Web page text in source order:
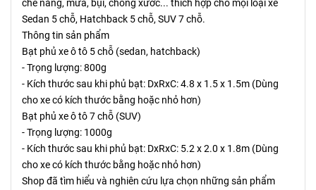
che nắng, mưa, bụi, chống xước... thích hợp cho mọi loại xe
Sedan 5 chỗ, Hatchback 5 chỗ, SUV 7 chỗ.
Thông tin sản phẩm
Bạt phủ xe ô tô 5 chỗ (sedan, hatchback)
- Trọng lượng: 800g
- Kích thước sau khi phủ bạt: DxRxC: 4.8 x 1.5 x 1.5m (Dùng
cho xe có kích thước bằng hoặc nhỏ hơn)
Bạt phủ xe ô tô 7 chỗ (SUV)
- Trọng lượng: 1000g
- Kích thước sau khi phủ bạt: DxRxC: 5.2 x 2.0 x 1.8m (Dùng
cho xe có kích thước bằng hoặc nhỏ hơn)
Shop đã tìm hiểu và nghiên cứu lựa chọn những sản phẩm